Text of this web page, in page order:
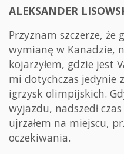
ALEKSANDER
Przyznam szczerze, że
wymianę w Kanadzie,
kojarzyłem, gdzie jest
mi dotychczas jedynie
igrzysk olimpijskich.
wyjazdu, nadszedł
ujrzałem na miejscu,
oczekiwania.